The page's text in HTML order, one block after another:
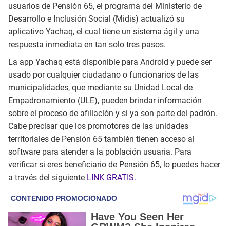
usuarios de Pensión 65, el programa del Ministerio de
Desarrollo e Inclusión Social (Midis) actualizó su
aplicativo Yachaq, el cual tiene un sistema ágil y una
respuesta inmediata en tan solo tres pasos.
La app Yachaq está disponible para Android y puede ser
usado por cualquier ciudadano o funcionarios de las
municipalidades, que mediante su Unidad Local de
Empadronamiento (ULE), pueden brindar información
sobre el proceso de afiliación y si ya son parte del padrón.
Cabe precisar que los promotores de las unidades
territoriales de Pensión 65 también tienen acceso al
software para atender a la población usuaria. Para
verificar si eres beneficiario de Pensión 65, lo puedes hacer
a través del siguiente LINK GRATIS.